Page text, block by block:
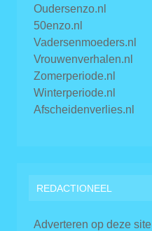
Oudersenzo.nl
50enzo.nl
Vadersenmoeders.nl
Vrouwenverhalen.nl
Zomerperiode.nl
Winterperiode.nl
Afscheidenverlies.nl
REDACTIONEEL
Adverteren op deze site